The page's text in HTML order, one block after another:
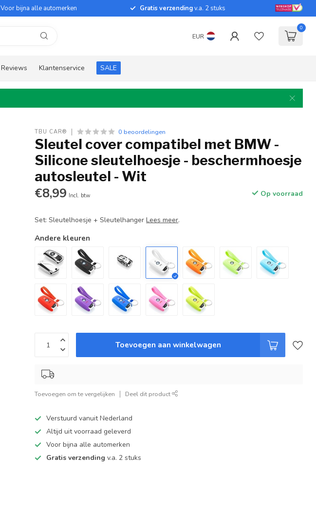
Voor bijna alle automerken Gratis verzendingv.a. 2 stuks
EUR
0
Reviews Klantenservice SALE
TBU CAR® 0 beoordelingen
Sleutel cover compatibel met BMW -
Silicone sleutelhoesje - beschermhoesje
autosleutel - Wit
€8,99 Incl. btw Op voorraad
Set: Sleutelhoesje + SleutelhangerLees meer.
Andere kleuren
Toevoegen aan winkelwagen
Toevoegen om te vergelijken Deel dit product
Verstuurd vanuit Nederland
Altijd uit voorraad geleverd
Voor bijna alle automerken
Gratis verzending v.a. 2 stuks